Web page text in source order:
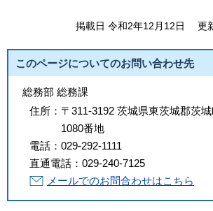
掲載日 令和2年12月12日 更
このページについてのお問い合わせ先
総務部 総務課
住所： 〒311-3192 茨城県東茨城郡茨
1080番地
電話： 029-292-1111
直通電話： 029-240-7125
メールでのお問合わせはこちら